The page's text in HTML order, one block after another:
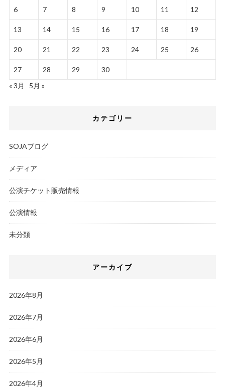
6 7 8 9 10 11 12
13 14 15 16 17 18 19
20 21 22 23 24 25 26
27 28 29
30
« 3月
5月 »
カテゴリー
SOJAブログ
メディア
公演チケット販売情報
公演情報
未分類
アーカイブ
2026年8月
2026年7月
2026年6月
2026年5月
2026年4月